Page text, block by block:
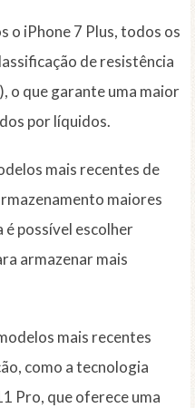
o iPhone 7 Plus, todos os
de resistência
o que garante uma maior
por líquidos.
mais recentes de
maiores
é possível escolher
armazenar mais
mais recentes
como a tecnologia
Pro, que oferece uma